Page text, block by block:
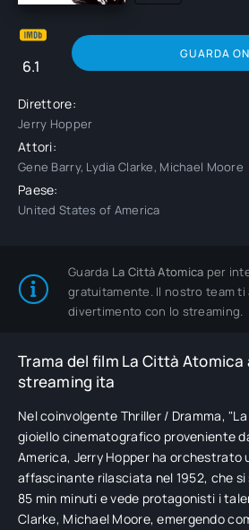
6.1
GUARDA
Direttore:
Jerry Hopper
Attori:
Gene Barry, Lydia Clarke, Michael Moore
Paese:
United States of America
Guarda La Città Atomica per
gratuitamente. Il nostro team ti
divertimento con lo streaming.
Trama del film La Città
streaming ita
Nel coinvolgente Thriller / Dramma,
gioiello cinematografico proveniente
America, Jerry Hopper ha orchestrato
affascinante rilasciata nel 1952, che si
85 min minuti e vede protagonisti i
Clarke, Michael Moore, emergendo